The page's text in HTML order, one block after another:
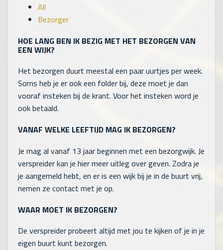
All
Bezorger
HOE LANG BEN IK BEZIG MET HET BEZORGEN VAN
EEN WIJK?
Het bezorgen duurt meestal een paar uurtjes per week.
Soms heb je er ook een folder bij, deze moet je dan
vooraf insteken bij de krant. Voor het insteken word je
ook betaald.
VANAF WELKE LEEFTIJD MAG IK BEZORGEN?
Je mag al vanaf 13 jaar beginnen met een bezorgwijk. Je
verspreider kan je hier meer uitleg over geven. Zodra je
je aangemeld hebt, en er is een wijk bij je in de buurt vrij,
nemen ze contact met je op.
WAAR MOET IK BEZORGEN?
De verspreider probeert altijd met jou te kijken of je in je
eigen buurt kunt bezorgen.